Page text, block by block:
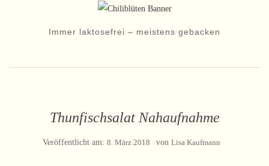
Immer laktosefrei – meistens gebacken
Thunfischsalat Nahaufnahme
Veröffentlicht am: 8. März 2018 von Lisa Kaufmann